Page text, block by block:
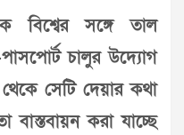
সঙ্গে তাল
চালুর উদ্যোগ
সেটি দেয়ার কথা
বাস্তবায়ন করা যাচ্ছে